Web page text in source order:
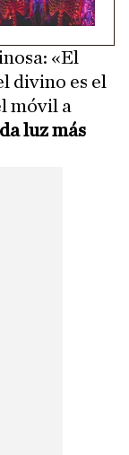
«El
divino es el
móvil a
luz más